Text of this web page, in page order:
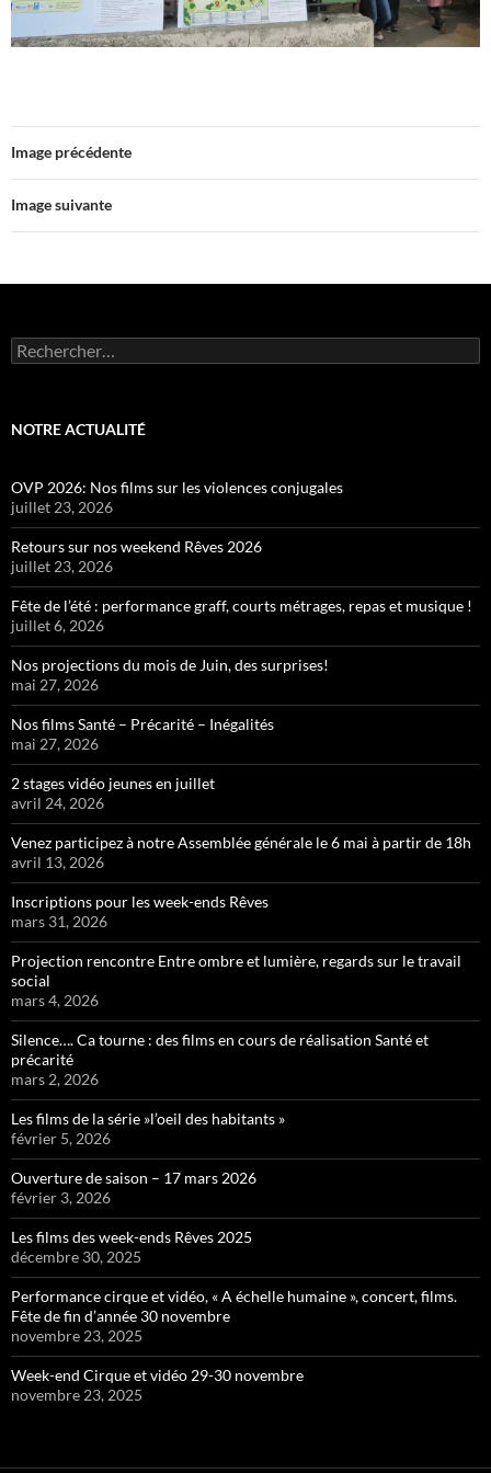
Image précédente
Image suivante
Rechercher :
NOTRE ACTUALITÉ
OVP 2026: Nos films sur les violences conjugales
juillet 23, 2026
Retours sur nos weekend Rêves 2026
juillet 23, 2026
Fête de l’été : performance graff, courts métrages, repas et musique !
juillet 6, 2026
Nos projections du mois de Juin, des surprises!
mai 27, 2026
Nos films Santé – Précarité – Inégalités
mai 27, 2026
2 stages vidéo jeunes en juillet
avril 24, 2026
Venez participez à notre Assemblée générale le 6 mai à partir de 18h
avril 13, 2026
Inscriptions pour les week-ends Rêves
mars 31, 2026
Projection rencontre Entre ombre et lumière, regards sur le travail
social
mars 4, 2026
Silence…. Ca tourne : des films en cours de réalisation Santé et
précarité
mars 2, 2026
Les films de la série »l’oeil des habitants »
février 5, 2026
Ouverture de saison – 17 mars 2026
février 3, 2026
Les films des week-ends Rêves 2025
décembre 30, 2025
Performance cirque et vidéo, « A échelle humaine », concert, films.
Fête de fin d’année 30 novembre
novembre 23, 2025
Week-end Cirque et vidéo 29-30 novembre
novembre 23, 2025